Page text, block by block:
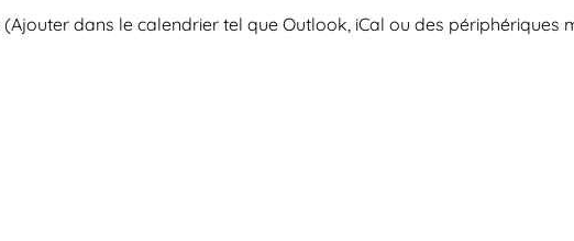
(Ajouter dans le calendrier tel que Outlook, iCal ou des périphériques